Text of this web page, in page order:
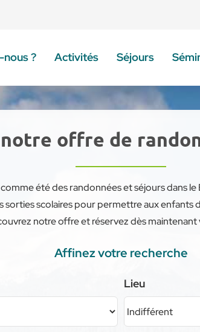
? Activités Séjours
offre de
été des randonnées et séjours dans le
sorties scolaires pour permettre aux enfants
notre offre et réservez dès maintenant
Affinez votre recherche
Lieu